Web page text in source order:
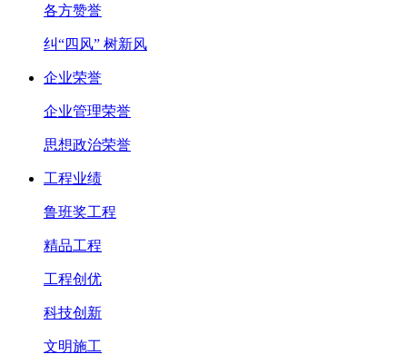
各方赞誉
纠“四风” 树新风
企业荣誉
企业管理荣誉
思想政治荣誉
工程业绩
鲁班奖工程
精品工程
工程创优
科技创新
文明施工